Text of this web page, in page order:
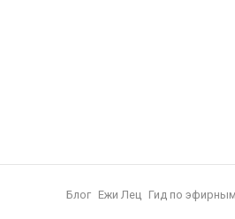
Блог Ежи Лец Гид по